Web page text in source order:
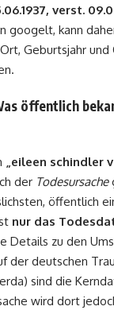
verst.
googelt, kann
Geburtsjahr
öffentlich
„eileen schindler
der Todesursache
öffentlich
nur das
Details zu den
der deutschen
sind die
wird dort